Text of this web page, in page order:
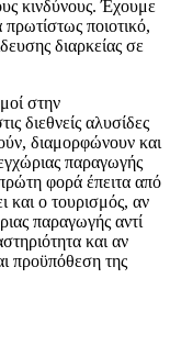
κινδύνους. Έχουμε
ποιοτικό,
διαρκείας σε
στην
διεθνείς αλυσίδες
διαμορφώνουν και
παραγωγής
φορά έπειτα από
και ο τουρισμός, αν
παραγωγής αντί
και αν
προϋπόθεση της